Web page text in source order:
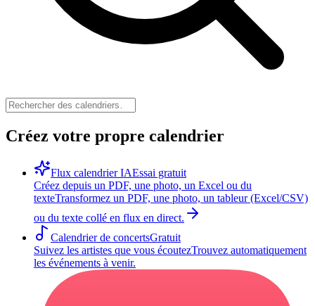
Créez votre propre calendrier
Flux calendrier IAEssai gratuit
Créez depuis un PDF, une photo, un Excel ou du
texteTransformez un PDF, une photo, un tableur (Excel/CSV)
ou du texte collé en flux en direct.
Calendrier de concertsGratuit
Suivez les artistes que vous écoutezTrouvez automatiquement
les événements à venir.